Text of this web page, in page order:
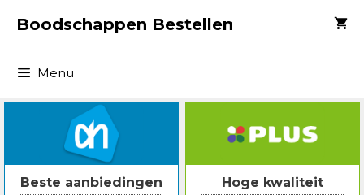
naarBoodschappen Bestellen
Menu
Beste aanbiedingen
Hoge kwaliteit